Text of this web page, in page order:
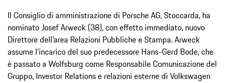
Il Consiglio di amministrazione di Porsche AG, Stoccarda, ha
nominato Josef Arweck (38), con effetto immediato, nuovo
Direttore dell’area Relazioni Pubbliche e Stampa. Arweck
assume l'incarico del suo predecessore Hans-Gerd Bode, che
è passato a Wolfsburg come Responsabile Comunicazione del
Gruppo, Investor Relations e relazioni esterne di Volkswagen